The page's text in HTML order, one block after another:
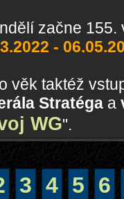
začne 155.
-
věk taktéž
Stratéga a
WG".
3 4 5
6